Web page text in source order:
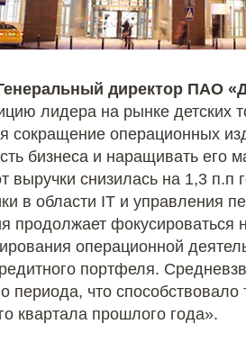
директор ПАО
лидера на рынке детских
сокращение операционных
бизнеса и наращивать его
выручки снизилась на 1,3
в области IT и управления
продолжает фокусироваться
операционной
портфеля.
периода, что способствовало
квартала прошлого года».